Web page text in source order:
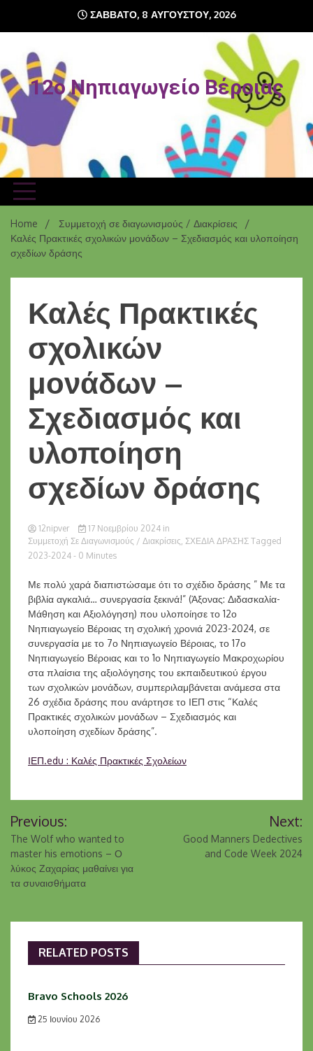
content
ΣΆΒΒΑΤΟ, 8 ΑΥΓΟΎΣΤΟΥ, 2026
12o Νηπιαγωγείο Βέροιας
Home
Συμμετοχή σε διαγωνισμούς / Διακρίσεις
Καλές Πρακτικές σχολικών μονάδων – Σχεδιασμός και υλοποίηση
σχεδίων δράσης
Καλές Πρακτικές
σχολικών
μονάδων –
Σχεδιασμός και
υλοποίηση
σχεδίων δράσης
12nipver 17 Νοεμβρίου 2024 in
Συμμετοχή Σε Διαγωνισμούς / Διακρίσεις, ΣΧΕΔΙΑ ΔΡΑΣΗΣ Tagged
2023-2024 - 0 Minutes
Με πολύ χαρά διαπιστώσαμε ότι το σχέδιο δράσης ” Με τα
βιβλία αγκαλιά… συνεργασία ξεκινά!” (Άξονας: Διδασκαλία-
Μάθηση και Αξιολόγηση) που υλοποίησε το 12ο
Νηπιαγωγείο Βέροιας τη σχολική χρονιά 2023-2024, σε
συνεργασία με το 7ο Νηπιαγωγείο Βέροιας, το 17ο
Νηπιαγωγείο Βέροιας και το 1ο Νηπιαγωγείο Μακροχωρίου
στα πλαίσια της αξιολόγησης του εκπαιδευτικού έργου
των σχολικών μονάδων, συμπεριλαμβάνεται ανάμεσα στα
26 σχέδια δράσης που ανάρτησε το ΙΕΠ στις “Καλές
Πρακτικές σχολικών μονάδων – Σχεδιασμός και
υλοποίηση σχεδίων δράσης”.
ΙΕΠ.edu : Καλές Πρακτικές Σχολείων
άρθρων
Previous:
The Wolf who wanted to
master his emotions – Ο
λύκος Ζαχαρίας μαθαίνει για
τα συναισθήματα
Next:
Good Manners Dedectives
and Code Week 2024
RELATED POSTS
Bravo Schools 2026
25 Ιουνίου 2026